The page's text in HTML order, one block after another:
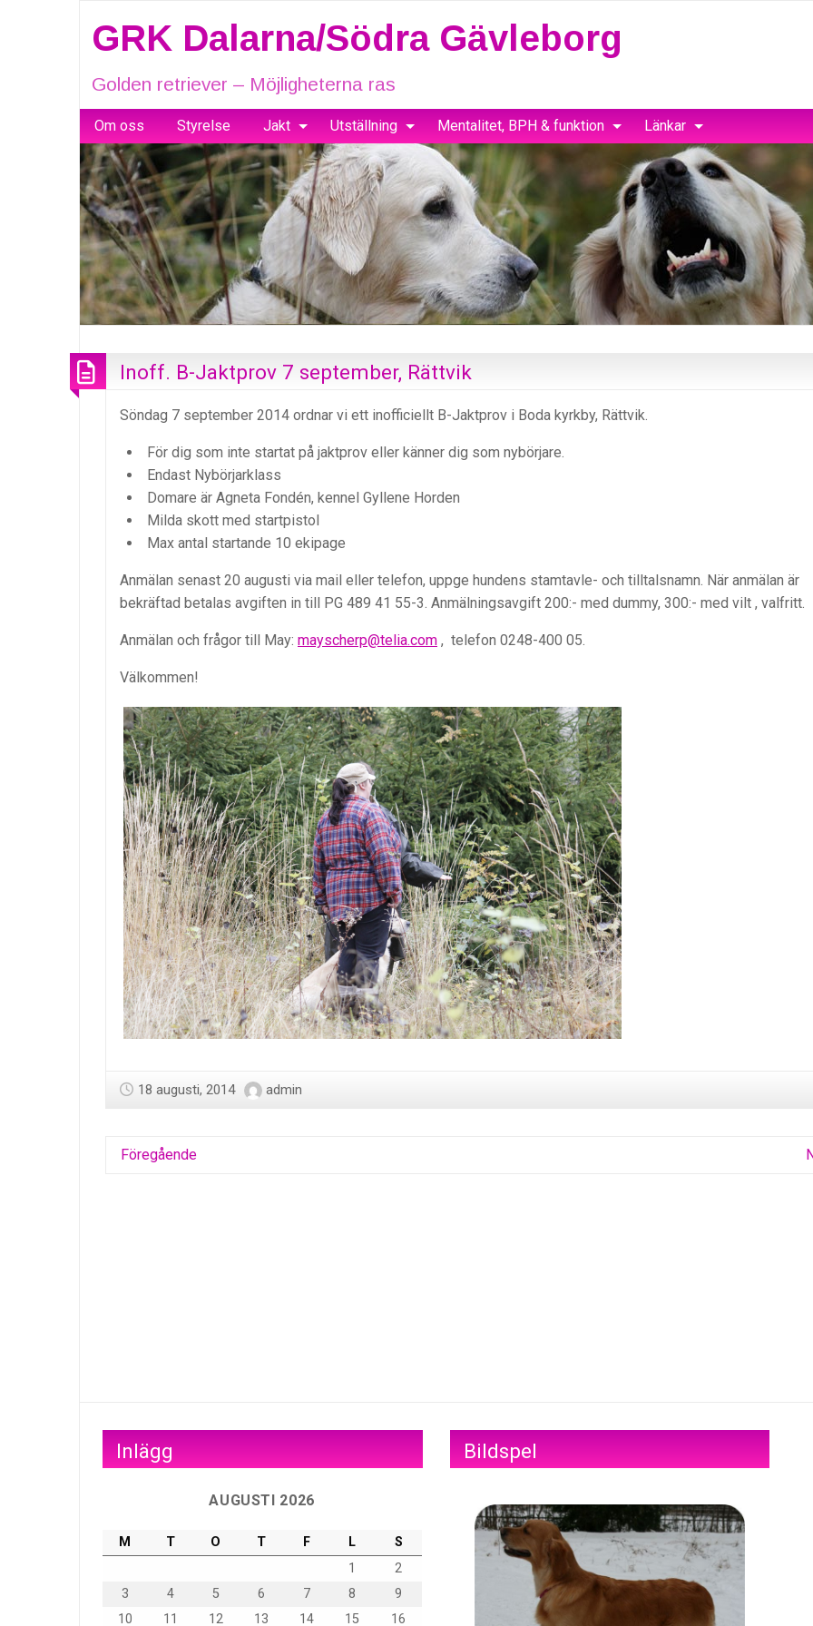
GRK Dalarna/Södra Gävleborg
Golden retriever – Möjligheterna ras
Om oss Styrelse Jakt Utställning Mentalitet, BPH & funktion Länkar
Inoff. B-Jaktprov 7 september, Rättvik
Söndag 7 september 2014 ordnar vi ett inofficiellt B-Jaktprov i Boda kyrkby, Rättvik.
För dig som inte startat på jaktprov eller känner dig som nybörjare.
Endast Nybörjarklass
Domare är Agneta Fondén, kennel Gyllene Horden
Milda skott med startpistol
Max antal startande 10 ekipage
Anmälan senast 20 augusti via mail eller telefon, uppge hundens stamtavle- och tilltalsnamn. När anmälan är
bekräftad betalas avgiften in till PG 489 41 55-3. Anmälningsavgift 200:- med dummy, 300:- med vilt , valfritt.
Anmälan och frågor till May: mayscherp@telia.com , telefon 0248-400 05.
Välkommen!
18 augusti, 2014 admin
Föregående
Inlägg
AUGUSTI 2026
M T O T F L
S
1
2
3
4 5 6 7 8
9
10
11 12 13 14 15 16
Bildspel